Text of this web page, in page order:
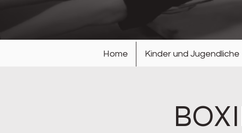
Home Kinder und Jugendliche